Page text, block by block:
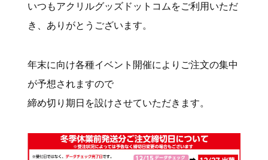
いつもアクリルグッズドットコムをご利用いただ
き、ありがとうございます。
年末に向け各種イベント開催によりご注文の集中
が予想されますので
締め切り期日を設けさせていただきます。